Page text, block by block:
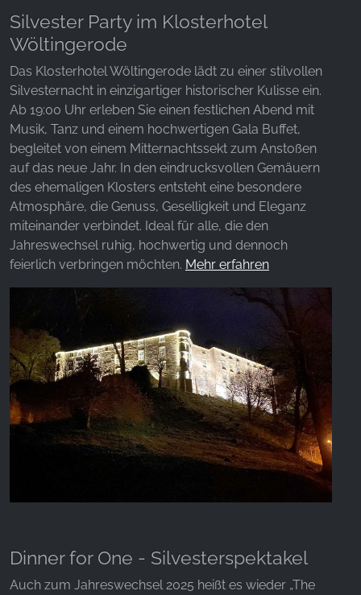
Silvester Party im Klosterhotel
Wöltingerode
Das Klosterhotel Wöltingerode lädt zu einer stilvollen
Silvesternacht in einzigartiger historischer Kulisse ein.
Ab 19:00 Uhr erleben Sie einen festlichen Abend mit
Musik, Tanz und einem hochwertigen Gala Buffet,
begleitet von einem Mitternachtssekt zum Anstoßen
auf das neue Jahr. In den eindrucksvollen Gemäuern
des ehemaligen Klosters entsteht eine besondere
Atmosphäre, die Genuss, Geselligkeit und Eleganz
miteinander verbindet. Ideal für alle, die den
Jahreswechsel ruhig, hochwertig und dennoch
feierlich verbringen möchten. Mehr erfahren
Dinner for One - Silvesterspektakel
Auch zum Jahreswechsel 2025 heißt es wieder „The